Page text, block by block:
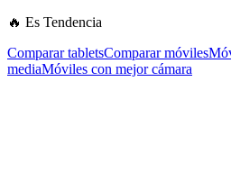
🔥 Es Tendencia
Comparar tabletsComparar móviles
mediaMóviles con mejor cámara